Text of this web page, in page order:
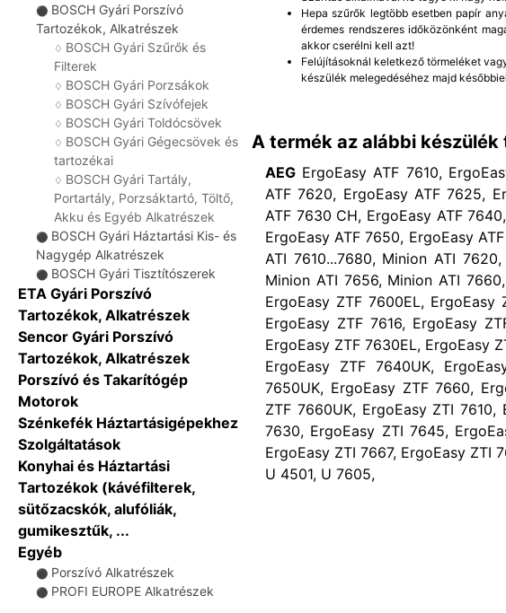
⚫ BOSCH Gyári Porszívó
Tartozékok, Alkatrészek
♢ BOSCH Gyári Szűrők és
Filterek
♢ BOSCH Gyári Porzsákok
♢ BOSCH Gyári Szívófejek
♢ BOSCH Gyári Toldócsövek
♢ BOSCH Gyári Gégecsövek és
tartozékai
♢ BOSCH Gyári Tartály,
Portartály, Porzsáktartó, Töltő,
Akku és Egyéb Alkatrészek
⚫ BOSCH Gyári Háztartási Kis- és
Nagygép Alkatrészek
⚫ BOSCH Gyári Tisztítószerek
ETA Gyári Porszívó
Tartozékok, Alkatrészek
Sencor Gyári Porszívó
Tartozékok, Alkatrészek
Porszívó és Takarítógép
Motorok
Szénkefék Háztartásigépekhez
Szolgáltatások
Konyhai és Háztartási
Tartozékok (kávéfilterek,
sütőzacskók, alufóliák,
gumikesztűk, ...
Egyéb
⚫ Porszívó Alkatrészek
⚫ PROFI EUROPE Alkatrészek
Hepa szűrők legtöbb esetben papír
érdemes rendszeres időközönként
akkor cserélni kell azt!
Felújításoknál keletkező törmeléket
készülék melegedéséhez majd
A termék az alábbi
AEG ErgoEasy ATF 7610,
ATF 7620, ErgoEasy ATF 7625,
ATF 7630 CH, ErgoEasy ATF
ErgoEasy ATF 7650, ErgoEasy
ATI 7610...7680, Minion ATI
Minion ATI 7656, Minion ATI
ErgoEasy ZTF 7600EL, ErgoEasy
ErgoEasy ZTF 7616, ErgoEasy
ErgoEasy ZTF 7630EL, ErgoEasy
ErgoEasy ZTF 7640UK,
7650UK, ErgoEasy ZTF 7660,
ZTF 7660UK, ErgoEasy ZTI
7630, ErgoEasy ZTI 7645,
ErgoEasy ZTI 7667, ErgoEasy ZTI
U 4501, U 7605,